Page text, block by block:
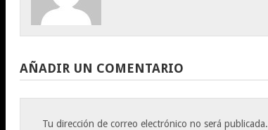
AÑADIR UN COMENTARIO
Tu dirección de correo electrónico no será publicada.